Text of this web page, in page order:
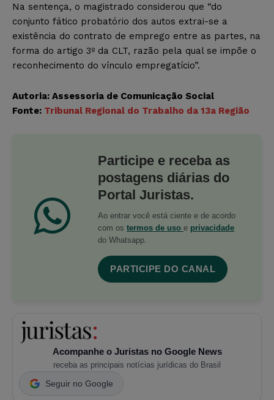
Na sentença, o magistrado considerou que “do
conjunto fático probatório dos autos extrai-se a
existência do contrato de emprego entre as partes, na
forma do artigo 3º da CLT, razão pela qual se impõe o
reconhecimento do vínculo empregatício”.
Autoria: Assessoria de Comunicação Social
Fonte: Tribunal Regional do Trabalho da 13a Região
Participe e receba as
postagens diárias do
Portal Juristas.
Ao entrar você está ciente e de acordo
com os termos de uso e privacidade
do Whatsapp.
PARTICIPE DO CANAL
Acompanhe o Juristas no Google News
receba as principais notícias jurídicas do Brasil
Seguir no Google